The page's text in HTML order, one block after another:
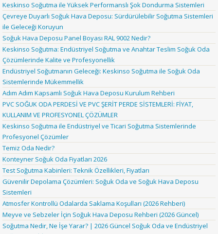
Keskinso Soğutma ile Yüksek Performanslı Şok Dondurma Sistemleri
Çevreye Duyarlı Soğuk Hava Deposu: Sürdürülebilir Soğutma Sistemleri
ile Geleceği Koruyun
Soğuk Hava Deposu Panel Boyası RAL 9002 Nedir?
Keskinso Soğutma: Endüstriyel Soğutma ve Anahtar Teslim Soğuk Oda
Çözümlerinde Kalite ve Profesyonellik
Endüstriyel Soğutmanın Geleceği: Keskinso Soğutma ile Soğuk Oda
Sistemlerinde Mükemmellik
Adım Adım Kapsamlı Soğuk Hava Deposu Kurulum Rehberi
PVC SOĞUK ODA PERDESİ VE PVC ŞERİT PERDE SİSTEMLERİ: FİYAT,
KULLANIM VE PROFESYONEL ÇÖZÜMLER
Keskinso Soğutma ile Endüstriyel ve Ticari Soğutma Sistemlerinde
Profesyonel Çözümler
Temiz Oda Nedir?
Konteyner Soğuk Oda Fiyatları 2026
Test Soğutma Kabinleri: Teknik Özellikleri, Fiyatları
Güvenilir Depolama Çözümleri: Soğuk Oda ve Soğuk Hava Deposu
Sistemleri
Atmosfer Kontrollü Odalarda Saklama Koşulları (2026 Rehberi)
Meyve ve Sebzeler İçin Soğuk Hava Deposu Rehberi (2026 Güncel)
Soğutma Nedir, Ne İşe Yarar? | 2026 Güncel Soğuk Oda ve Endüstriyel